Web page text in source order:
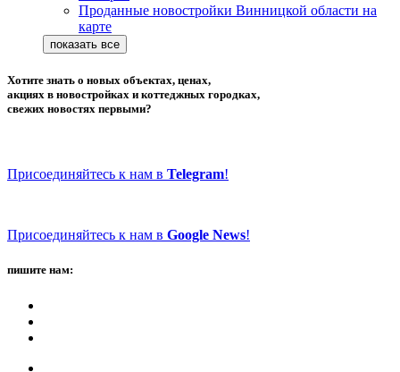
Проданные новостройки Винницкой области на
карте
Хотите знать о новых объектах, ценах,
акциях в новостройках и коттеджных городках,
свежих новостях первыми?
Присоединяйтесь к нам в Telegram!
Присоединяйтесь к нам в Google News!
пишите нам: